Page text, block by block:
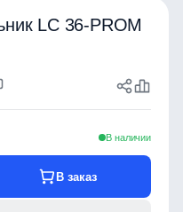
LC 36-PROM
В наличии
В заказ